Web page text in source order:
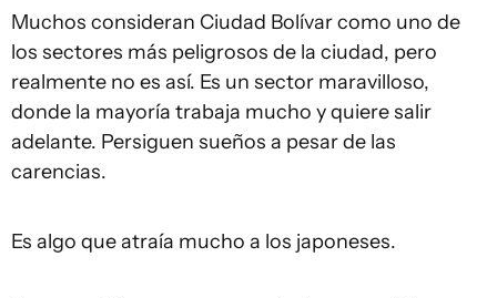
Muchos consideran Ciudad Bolívar como uno de
los sectores más peligrosos de la ciudad, pero
realmente no es así. Es un sector maravilloso,
donde la mayoría trabaja mucho y quiere salir
adelante. Persiguen sueños a pesar de las
carencias.
Es algo que atraía mucho a los japoneses.